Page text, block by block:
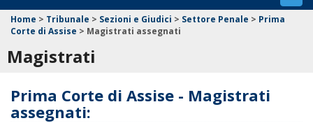
Home > Tribunale > Sezioni e Giudici > Settore Penale > Prima
Corte di Assise > Magistrati assegnati
Magistrati
Prima Corte di Assise - Magistrati
assegnati: